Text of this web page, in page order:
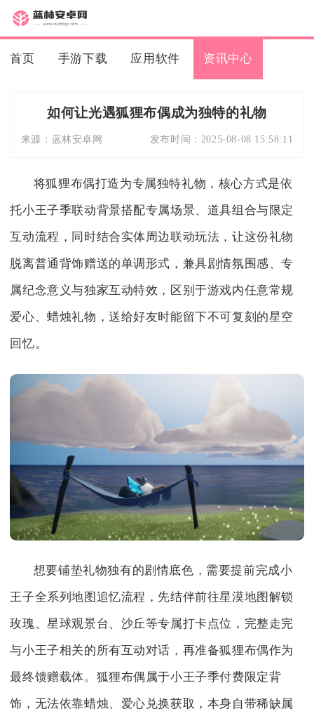
首页 手游下载 应用软件 资讯中心
如何让光遇狐狸布偶成为独特的礼物
来源： 蓝林安卓网 发布时间： 2025-08-08 15:58:11
将狐狸布偶打造为专属独特礼物，核心方式是依
托小王子季联动背景搭配专属场景、道具组合与限定
互动流程，同时结合实体周边联动玩法，让这份礼物
脱离普通背饰赠送的单调形式，兼具剧情氛围感、专
属纪念意义与独家互动特效，区别于游戏内任意常规
爱心、蜡烛礼物，送给好友时能留下不可复刻的星空
回忆。
想要铺垫礼物独有的剧情底色，需要提前完成小
王子全系列地图追忆流程，先结伴前往星漠地图解锁
玫瑰、星球观景台、沙丘等专属打卡点位，完整走完
与小王子相关的所有互动对话，再准备狐狸布偶作为
最终馈赠载体。狐狸布偶属于小王子季付费限定背
饰，无法依靠蜡烛、爱心兑换获取，本身自带稀缺属